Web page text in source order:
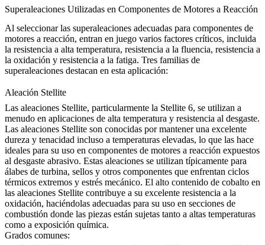
Superaleaciones Utilizadas en Componentes de Motores a Reacción
Al seleccionar las superaleaciones adecuadas para componentes de
motores a reacción, entran en juego varios factores críticos, incluida
la resistencia a alta temperatura, resistencia a la fluencia, resistencia a
la oxidación y resistencia a la fatiga. Tres familias de
superaleaciones destacan en esta aplicación:
Aleación Stellite
Las aleaciones Stellite, particularmente la Stellite 6, se utilizan a
menudo en aplicaciones de alta temperatura y resistencia al desgaste.
Las aleaciones Stellite son conocidas por mantener una excelente
dureza y tenacidad incluso a temperaturas elevadas, lo que las hace
ideales para su uso en componentes de motores a reacción expuestos
al desgaste abrasivo. Estas aleaciones se utilizan típicamente para
álabes de turbina, sellos y otros componentes que enfrentan ciclos
térmicos extremos y estrés mecánico. El alto contenido de cobalto en
las aleaciones Stellite contribuye a su excelente resistencia a la
oxidación, haciéndolas adecuadas para su uso en secciones de
combustión donde las piezas están sujetas tanto a altas temperaturas
como a exposición química.
Grados comunes: